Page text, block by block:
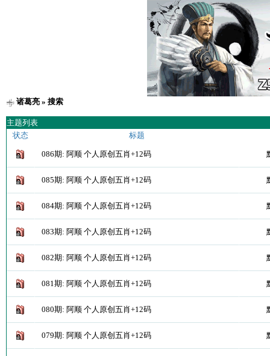
诸葛亮» 搜索
主题列表
状态
标题
086期: 阿顺 个人原创五肖+12码
085期: 阿顺 个人原创五肖+12码
084期: 阿顺 个人原创五肖+12码
083期: 阿顺 个人原创五肖+12码
082期: 阿顺 个人原创五肖+12码
081期: 阿顺 个人原创五肖+12码
080期: 阿顺 个人原创五肖+12码
079期: 阿顺 个人原创五肖+12码